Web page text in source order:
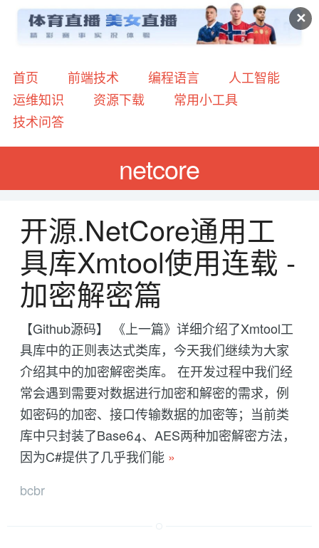
✕
首页 前端技术 编程语言
人工智能
运维知识
资源下载
常用小工具
技术问答
netcore
开源.NetCore通用工
具库Xmtool使用连载 -
加密解密篇
【Github源码】 《上一篇》详细介绍了Xmtool工
具库中的正则表达式类库，今天我们继续为大家
介绍其中的加密解密类库。 在开发过程中我们经
常会遇到需要对数据进行加密和解密的需求，例
如密码的加密、接口传输数据的加密等；当前类
库中只封装了Base64、AES两种加密解密方法，
因为C#提供了几乎我们能 »
bcbr